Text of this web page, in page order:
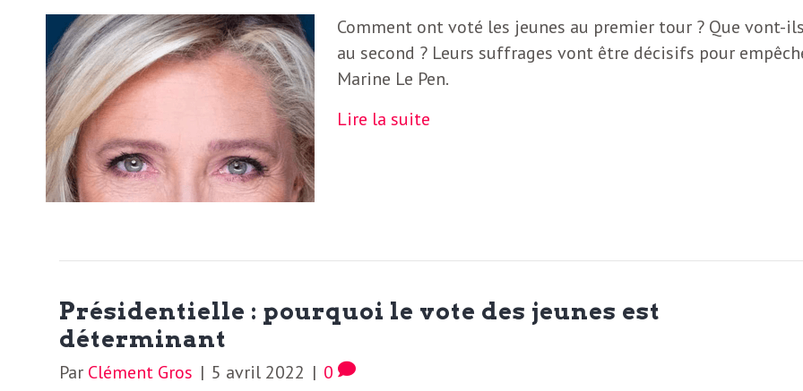
Comment ont voté les jeunes au premier tour ? Que vont-
au second ? Leurs suffrages vont être décisifs pour
Marine Le Pen.
Lire la suite
Présidentielle : pourquoi le vote des jeunes est
déterminant
Par Clément Gros | 5 avril 2022 | 0